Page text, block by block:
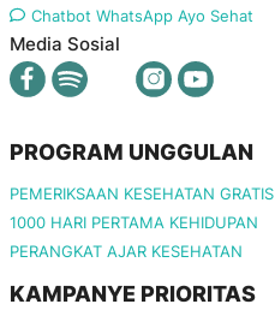
Chatbot WhatsApp Ayo Sehat
Media Sosial
PROGRAM UNGGULAN
PEMERIKSAAN KESEHATAN GRATIS
1000 HARI PERTAMA KEHIDUPAN
PERANGKAT AJAR KESEHATAN
KAMPANYE PRIORITAS